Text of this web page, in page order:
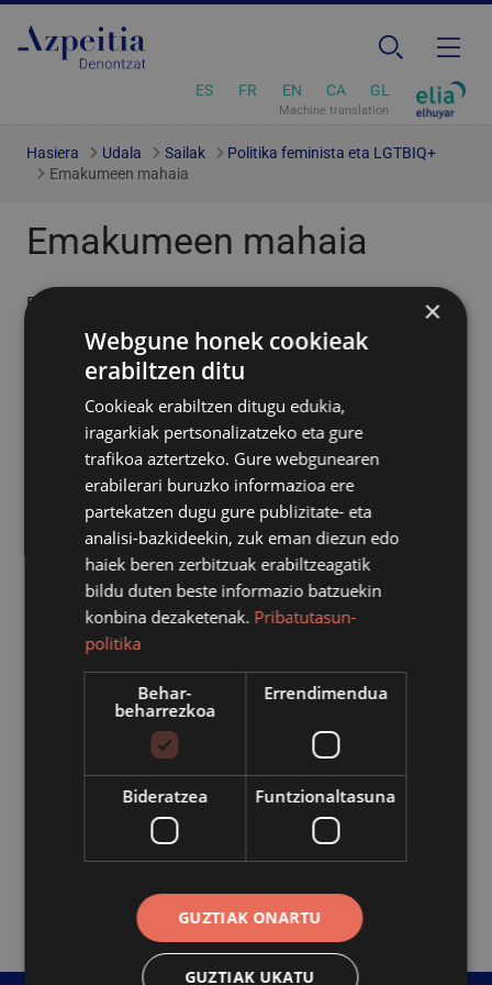
ES FR EN CA GL
Machine translation
Hasiera Udala Sailak
Politika feminista eta LGTBIQ+
Emakumeen mahaia
Emakumeen mahaia
Emakumeen mahaia udaleko Parekidetasun Saileko
politiken proposamenak jasotzeko eta erabakitzeko
gunea da eta, erabakitzeko ahalmena duen heinean,
gardentasunez jokatuko da. Ondorioz, herri mailan
berdintasun politikak gauzatzeko sortua da, bertan
hartzen diren erabakiek gobernu batzordearen begirunea
izan behar dute. Bertan, norbanakoak (herritarrak),
eragileak edo kolektibo ezberdinetako ordezkariak,
parekidetasun arloko zerbitzuko arduradunak, teknikari
eta zinegotziak parte har dezakete.
Emakumeen Mahaiak duen azken helburua, egiturazko
sistema patriarkalak dakartzan zapalkuntzak eraldatzea
da; emakume eta gizonen berdintasuna ahalbidetuko
duten baldintzak bermatzeko, emakumeak herriko
bizimoduan, politikan, kulturan, ekonomian zein
gizartearen arlo orotan parte-hartzeko, LGBTI
kolektiboaren zapalkuntza eraldatzeko politikak
bultzatzeko eta ikuspegi intersekzionala politika orotan
kontuan hartzeko.
×
Webgune honek cookieak
erabiltzen ditu
Cookieak erabiltzen ditugu edukia,
iragarkiak pertsonalizatzeko eta gure
trafikoa aztertzeko. Gure webgunearen
erabilerari buruzko informazioa ere
partekatzen dugu gure publizitate- eta
analisi-bazkideekin, zuk eman diezun edo
haiek beren zerbitzuak erabiltzeagatik
bildu duten beste informazio batzuekin
konbina dezaketenak. Pribatutasun-
politika
Behar-
beharrezkoa
Errendimendua
Bideratzea Funtzionaltasuna
GUZTIAK ONARTU
GUZTIAK UKATU